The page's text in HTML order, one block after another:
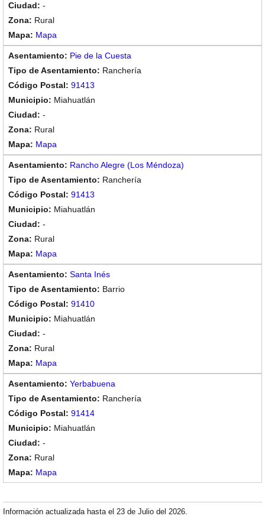
-
Rural
Mapa
Pie de la Cuesta
Ranchería
91413
Miahuatlán
-
Rural
Mapa
Rancho Alegre (Los Méndoza)
Ranchería
91413
Miahuatlán
-
Rural
Mapa
Santa Inés
Barrio
91410
Miahuatlán
-
Rural
Mapa
Yerbabuena
Ranchería
91414
Miahuatlán
-
Rural
Mapa
Información actualizada hasta el 23 de Julio del 2026.